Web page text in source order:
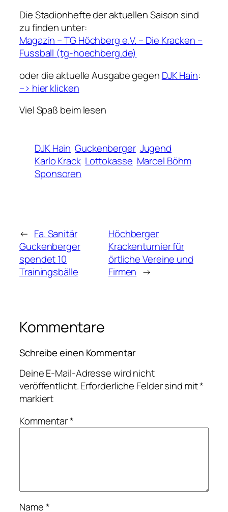
Die Stadionhefte der aktuellen Saison sind
zu finden unter:
Magazin – TG Höchberg e.V. – Die Kracken –
Fussball (tg-hoechberg.de)
oder die aktuelle Ausgabe gegen DJK Hain:
–> hier klicken
Viel Spaß beim lesen
DJK Hain Guckenberger Jugend
Karlo Krack Lottokasse Marcel Böhm
Sponsoren
← Fa. Sanitär
Guckenberger
spendet 10
Trainingsbälle
Höchberger
Krackenturnier für
örtliche Vereine und
Firmen →
Kommentare
Schreibe einen Kommentar
Deine E-Mail-Adresse wird nicht
veröffentlicht.Erforderliche Felder sind mit*
markiert
Kommentar*
Name*